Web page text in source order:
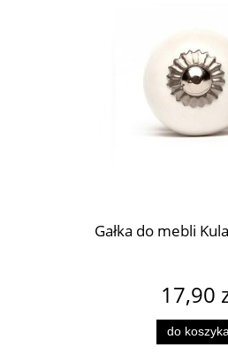
Gałka do mebli
17,90
do